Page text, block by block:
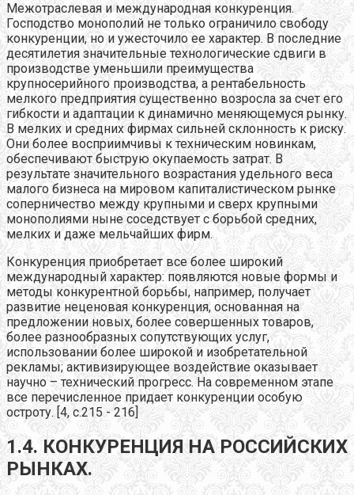
Межотраслевая и международная конкуренция.
Господство монополий не только ограничило свободу
конкуренции, но и ужесточило ее характер. В последние
десятилетия значительные технологические сдвиги в
производстве уменьшили преимущества
крупносерийного производства, а рентабельность
мелкого предприятия существенно возросла за счет его
гибкости и адаптации к динамично меняющемуся рынку.
В мелких и средних фирмах сильней склонность к риску.
Они более восприимчивы к техническим новинкам,
обеспечивают быструю окупаемость затрат. В
результате значительного возрастания удельного веса
малого бизнеса на мировом капиталистическом рынке
соперничество между крупными и сверх крупными
монополиями ныне соседствует с борьбой средних,
мелких и даже мельчайших фирм.
Конкуренция приобретает все более широкий
международный характер: появляются новые формы и
методы конкурентной борьбы, например, получает
развитие неценовая конкуренция, основанная на
предложении новых, более совершенных товаров,
более разнообразных сопутствующих услуг,
использовании более широкой и изобретательной
рекламы; активизирующее воздействие оказывает
научно – технический прогресс. На современном этапе
все перечисленное придает конкуренции особую
остроту. [4, с.215 - 216]
1.4. КОНКУРЕНЦИЯ НА РОССИЙСКИХ
РЫНКАХ.